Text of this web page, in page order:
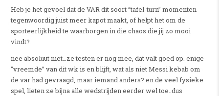
Heb je het gevoel dat de VAR dit soort “tafel-turn” momenten
tegenwoordig juist meer kapot maakt, of helpt het om de
sporteerlijkheid te waarborgen in die chaos die jij zo mooi
vindt?
nee absoluut niet…ze testen er nog mee, dat valt goed op. enige
”vreemde” van dit wk is en blijft, wat als niet Messi kebab om
de var had gevraagd, maar iemand anders? en de veel fysieke
spel, lieten ze bijna alle wedstrijden eerder wel toe..dus